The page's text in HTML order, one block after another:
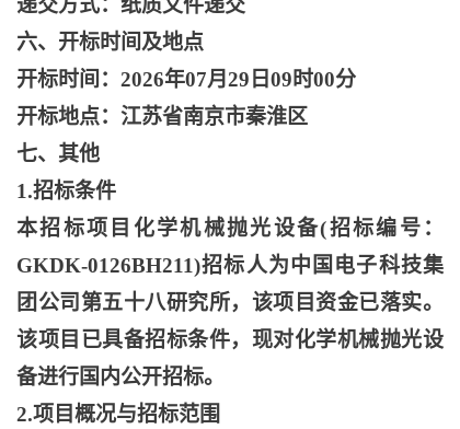
递交方式：纸质文件递交
六、开标时间及地点
开标时间： 2026年07月29日09时00分
开标地点：江苏省南京市秦淮区
七、其他
1.招标条件
本招标项目化学机械抛光设备(招标编号：
GKDK-0126BH211)招标人为中国电子科技集
团公司第五十八研究所，该项目资金已落实。
该项目已具备招标条件，现对化学机械抛光设
备进行国内公开招标。
2.项目概况与招标范围